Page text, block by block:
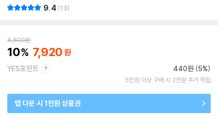
9.4 13
8,800원
10 7,920
YES포인트 440원 (5%)
5만원 이상 구매 시 2천원 추가 적립
앱 다운 시 1천원 상품권